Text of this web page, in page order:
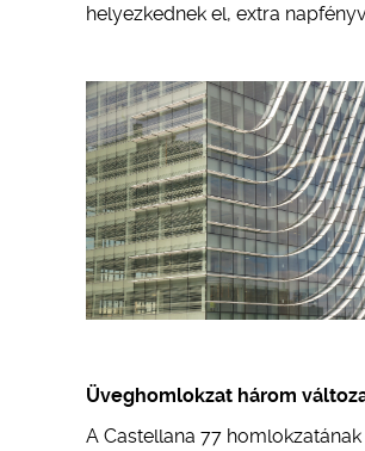
helyezkednek el, extra
Üveghomlokzat három
A Castellana 77